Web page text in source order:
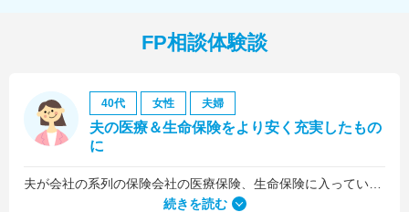
FP相談体験談
40代 女性 夫婦
夫の医療＆生命保険をより安く充実したもの
に
続きを読む